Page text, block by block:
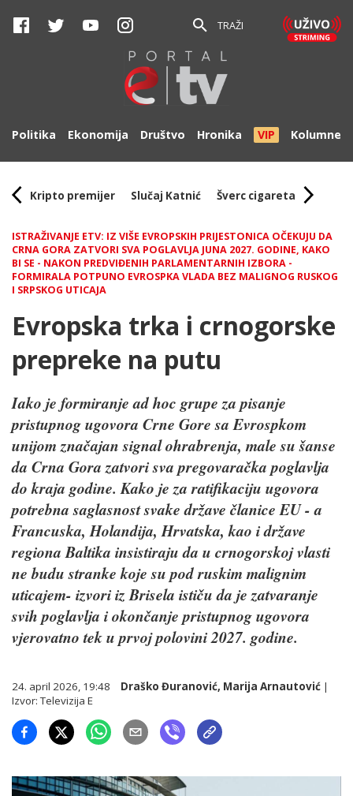
TRAŽI
Politika Ekonomija Društvo Hronika VIP Kolumne
Kripto premijer Slučaj Katnić Šverc cigareta
ISTRAŽIVANJE ETV: IZ VIŠE EVROPSKIH PRIJESTONICA OČEKUJU DA
CRNA GORA ZATVORI SVA POGLAVLJA JUNA 2027. GODINE, KAKO
BI SE - NAKON PREDVIĐENIH PARLAMENTARNIH IZBORA -
FORMIRALA POTPUNO EVROSPKA VLADA BEZ MALIGNOG RUSKOG
I SRPSKOG UTICAJA
Evropska trka i crnogorske
prepreke na putu
Iako je formiranje ad hoc grupe za pisanje
pristupnog ugovora Crne Gore sa Evrospkom
unijom značajan signal ohrabrenja, male su šanse
da Crna Gora zatvori sva pregovaračka poglavlja
do kraja godine. Kako je za ratifikaciju ugovora
potrebna saglasnost svake države članice EU - a
Francuska, Holandija, Hrvatska, kao i države
regiona Baltika insistiraju da u crnogorskoj vlasti
ne budu stranke koje su pod ruskim malignim
uticajem- izvori iz Brisela ističu da je zatvaranje
svih poglavlja i okončanje pristupnog ugovora
vjerovatno tek u prvoj polovini 2027. godine.
24. april 2026, 19:48 Draško Đuranović, Marija Arnautović |
Izvor:Televizija E